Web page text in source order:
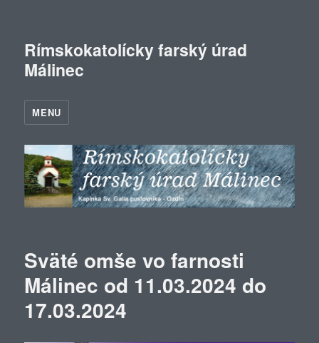
Rímskokatolícky farský úrad
Málinec
MENU
Sväté omše vo farnosti
Málinec od 11.03.2024 do
17.03.2024